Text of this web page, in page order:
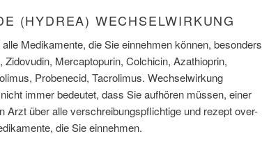
(HYDREA) WECHSELWIRKUNG
Medikamente, die Sie einnehmen können, besonders
Mercaptopurin, Colchicin, Azathioprin,
Probenecid, Tacrolimus. Wechselwirkung
immer bedeutet, dass Sie aufhören müssen, einer
Arzt über alle verschreibungspflichtige und rezept over-
die Sie einnehmen.